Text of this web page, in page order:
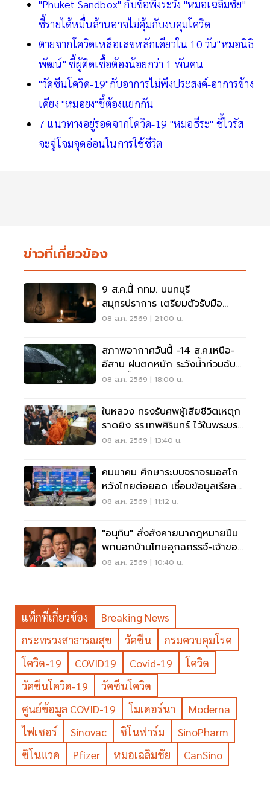
"Phuket Sandbox" กับข้อพึงระวัง "หมอเฉลิมชัย"
ชี้รายได้หมื่นล้านอาจไม่คุ้มกับงบคุมโควิด
ตายจากโควิดเหลือเลขหลักเดียวใน 10 วัน"หมอนิธิ
พัฒน์" ชี้ผู้ติดเชื้อต้องน้อยกว่า 1 พันคน
"วัคซีนโควิด-19"กับอาการไม่พึงประสงค์-อาการข้าง
เคียง "หมอยง"ชี้ต้องแยกกัน
7 แนวทางอยู่รอดจากโควิด-19 "หมอธีระ" ชี้ไวรัส
จะจู่โจมจุดอ่อนในการใช้ชีวิต
ข่าวที่เกี่ยวข้อง
9 ส.ค.นี้ กทม. นนทบุรี
สมุทรปราการ เตรียมตัวรับมือ
'ไฟฟ้าดับ' หลายจุด
08 ส.ค. 2569 | 21:00 น.
สภาพอากาศวันนี้ -14 ส.ค.เหนือ-
อีสาน ฝนตกหนัก ระวังน้ำท่วมฉับ
พลัน น้ำป่าไหลหลาก
08 ส.ค. 2569 | 18:00 น.
ในหลวง ทรงรับศพผู้เสียชีวิตเหตุก
ราดยิง รร.เทพศิรินทร์ ไว้ในพระบรม
ราชานุเคราะห์
08 ส.ค. 2569 | 13:40 น.
คมนาคม ศึกษาระบบจราจรมอสโก
หวังไทยต่อยอด เชื่อมข้อมูลเรียล
ไทม์ แก้รถติด
08 ส.ค. 2569 | 11:12 น.
"อนุทิน" สั่งสังคายนากฎหมายปืน
พกนอกบ้านโทษอุกฉกรรจ์-เจ้าของ
โดนหนัก
08 ส.ค. 2569 | 10:40 น.
แท็กที่เกี่ยวข้อง
Breaking News
กระทรวงสาธารณสุข
วัคซีน
กรมควบคุมโรค
โควิด-19
COVID19 Covid-19
โควิด
วัคซีนโควิด-19
วัคซีนโควิด
ศูนย์ข้อมูล COVID-19
โมเดอร์นา
Moderna
ไฟเซอร์
Sinovac ซิโนฟาร์ม
SinoPharm
ซิโนแวค
Pfizer หมอเฉลิมชัย CanSino